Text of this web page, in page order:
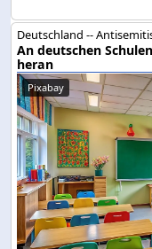
Deutschland --
An deutschen
heran
Pixabay